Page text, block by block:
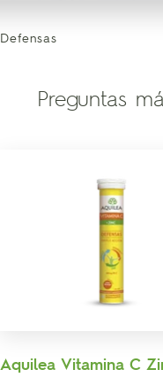
Defensas
Preguntas
Aquilea Vitamina C